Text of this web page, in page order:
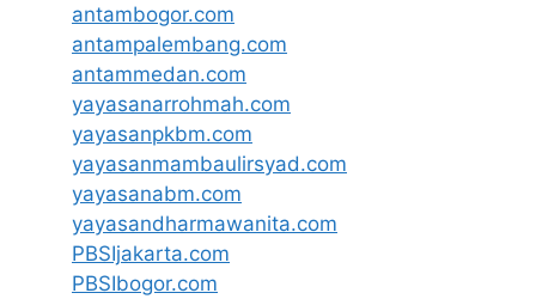
antambogor.com
antampalembang.com
antammedan.com
yayasanarrohmah.com
yayasanpkbm.com
yayasanmambaulirsyad.com
yayasanabm.com
yayasandharmawanita.com
PBSIjakarta.com
PBSIbogor.com